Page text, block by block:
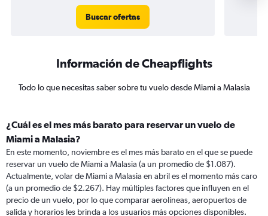
Buscar ofertas
Información de Cheapflights
Todo lo que necesitas saber sobre tu vuelo desde Miami a Malasia
¿Cuál es el mes más barato para reservar un vuelo de
Miami a Malasia?
En este momento, noviembre es el mes más barato en el que se puede
reservar un vuelo de Miami a Malasia (a un promedio de $1.087).
Actualmente, volar de Miami a Malasia en abril es el momento más caro
(a un promedio de $2.267). Hay múltiples factores que influyen en el
precio de un vuelo, por lo que comparar aerolíneas, aeropuertos de
salida y horarios les brinda a los usuarios más opciones disponibles.